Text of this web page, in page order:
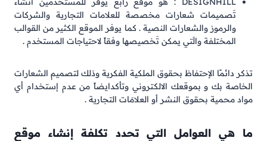
تَصميمات شعارات مخصصة للعلامات التجارية والشركات
والرموز والشعارات النصية . كما يوفر الموقع الكثير من القوالب
المختلفة والَتي يمكن تَخصيصها وفقاً لاحتياجات المستخدم .
تذكر دائمًا الإحتفاظ بحقوق الملكية الفكرية وذلك لتصميم الشعارات
الخاصة بك و بموقعك الالكتروني وتأكدايضاً من عدم إستخدام أي
مواد محمية بحقوق النشر أو العلامَات التجارية .
ما هي العوامل التي تحدد تكلفة إنشاء موقع